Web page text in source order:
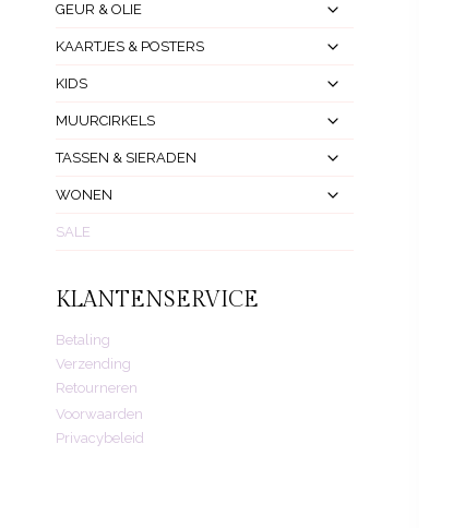
GEUR & OLIE
Toggle
KAARTJES & POSTERS
Toggle
KIDS
Toggle
MUURCIRKELS
Toggle
TASSEN & SIERADEN
Toggle
WONEN
Toggle
SALE
KLANTENSERVICE
Betaling
Verzending
Retourneren
Voorwaarden
Privacybeleid